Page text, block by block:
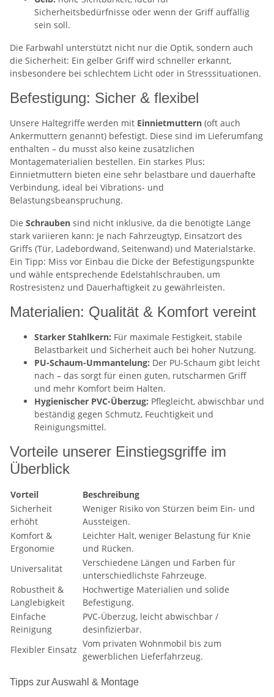
Sicherheitsbedürfnisse oder wenn der Griff auffällig
sein soll.
Die Farbwahl unterstützt nicht nur die Optik, sondern auch
die Sicherheit: Ein gelber Griff wird schneller erkannt,
insbesondere bei schlechtem Licht oder in Stresssituationen.
Befestigung: Sicher & flexibel
Unsere Haltegriffe werden mit Einnietmuttern (oft auch
Ankermuttern genannt) befestigt. Diese sind im Lieferumfang
enthalten – du musst also keine zusätzlichen
Montagematerialien bestellen. Ein starkes Plus:
Einnietmuttern bieten eine sehr belastbare und dauerhafte
Verbindung, ideal bei Vibrations- und
Belastungsbeanspruchung.
Die Schrauben sind nicht inklusive, da die benötigte Länge
stark variieren kann: Je nach Fahrzeugtyp, Einsatzort des
Griffs (Tür, Ladebordwand, Seitenwand) und Materialstärke.
Ein Tipp: Miss vor Einbau die Dicke der Befestigungspunkte
und wähle entsprechende Edelstahlschrauben, um
Rostresistenz und Dauerhaftigkeit zu gewährleisten.
Materialien: Qualität & Komfort vereint
Starker Stahlkern: Für maximale Festigkeit, stabile
Belastbarkeit und Sicherheit auch bei hoher Nutzung.
PU-Schaum-Ummantelung: Der PU-Schaum gibt leicht
nach – das sorgt für einen guten, rutscharmen Griff
und mehr Komfort beim Halten.
Hygienischer PVC-Überzug: Pflegleicht, abwischbar und
beständig gegen Schmutz, Feuchtigkeit und
Reinigungsmittel.
Vorteile unserer Einstiegsgriffe im
Überblick
Vorteil
Beschreibung
Sicherheit
erhöht
Weniger Risiko von Stürzen beim Ein- und
Aussteigen.
Komfort &
Ergonomie
Leichter Halt, weniger Belastung für Knie
und Rücken.
Universalität
Verschiedene Längen und Farben für
unterschiedlichste Fahrzeuge.
Robustheit &
Langlebigkeit
Hochwertige Materialien und solide
Befestigung.
Einfache
Reinigung
PVC-Überzug, leicht abwischbar /
desinfizierbar.
Flexibler Einsatz
Vom privaten Wohnmobil bis zum
gewerblichen Lieferfahrzeug.
Tipps zur Auswahl & Montage